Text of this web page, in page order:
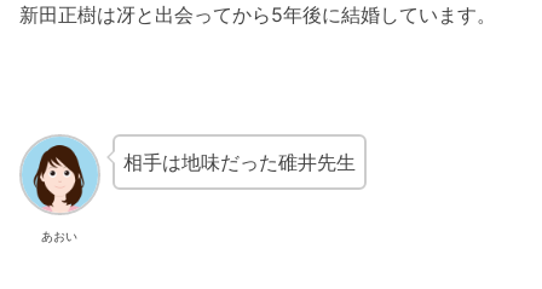
新田正樹は冴と出会ってから5年後に結婚しています。
あおい
相手は地味だった碓井先生